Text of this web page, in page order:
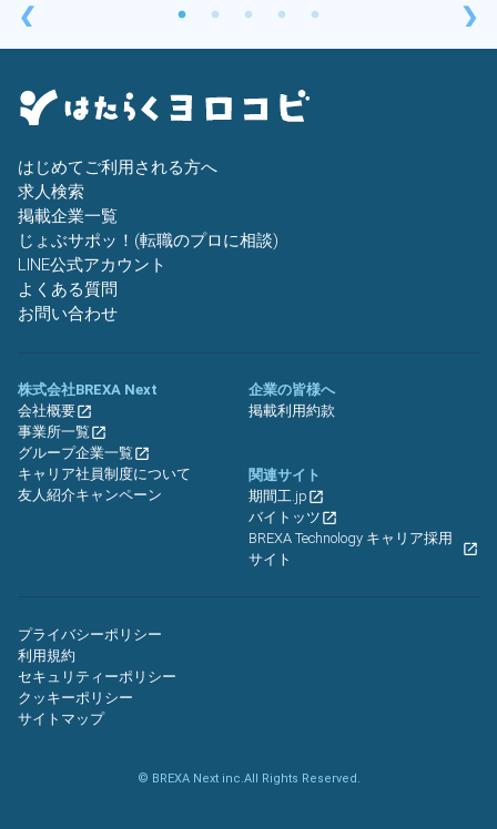
❮ ❯
はじめてご利用される方へ
求人検索
掲載企業一覧
じょぶサポッ！(転職のプロに相談)
LINE公式アカウント
よくある質問
お問い合わせ
株式会社BREXA Next
会社概要
事業所一覧
グループ企業一覧
キャリア社員制度について
友人紹介キャンペーン
企業の皆様へ
掲載利用約款
関連サイト
期間工.jp
バイトッツ
BREXA Technology キャリア採用
サイト
プライバシーポリシー
利用規約
セキュリティーポリシー
クッキーポリシー
サイトマップ
© BREXA Next inc.All Rights Reserved.